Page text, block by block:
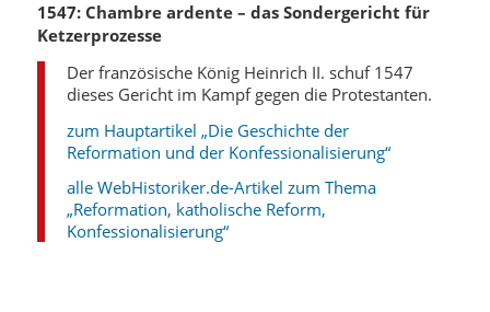
1547: Chambre ardente – das Sondergericht für
Ketzerprozesse
Der französische König Heinrich II. schuf 1547
dieses Gericht im Kampf gegen die Protestanten.
zum Hauptartikel „Die Geschichte der
Reformation und der Konfessionalisierung“
alle WebHistoriker.de-Artikel zum Thema
„Reformation, katholische Reform,
Konfessionalisierung“